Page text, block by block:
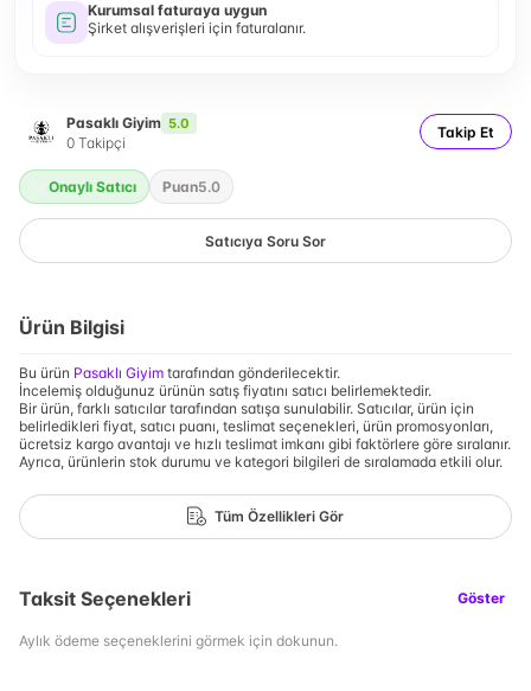
Kurumsal faturaya uygun
Şirket alışverişleri için faturalanır.
Pasaklı Giyim 5.0
0 Takipçi
Takip Et
Onaylı Satıcı Puan5.0
Satıcıya Soru Sor
Ürün Bilgisi
Bu ürün Pasaklı Giyim tarafından gönderilecektir.
İncelemiş olduğunuz ürünün satış fiyatını satıcı belirlemektedir.
Bir ürün, farklı satıcılar tarafından satışa sunulabilir. Satıcılar, ürün için
belirledikleri fiyat, satıcı puanı, teslimat seçenekleri, ürün promosyonları,
ücretsiz kargo avantajı ve hızlı teslimat imkanı gibi faktörlere göre sıralanır.
Ayrıca, ürünlerin stok durumu ve kategori bilgileri de sıralamada etkili olur.
Tüm Özellikleri Gör
Taksit Seçenekleri Göster
Aylık ödeme seçeneklerini görmek için dokunun.